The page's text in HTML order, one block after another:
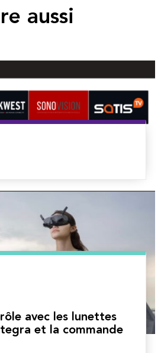
aussi
avec les lunettes
et la commande